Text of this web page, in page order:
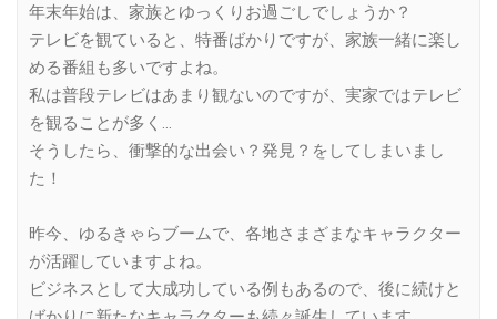
年末年始は、家族とゆっくりお過ごしでしょうか？
テレビを観ていると、特番ばかりですが、家族一緒に楽し
める番組も多いですよね。
私は普段テレビはあまり観ないのですが、実家ではテレビ
を観ることが多く…
そうしたら、衝撃的な出会い？発見？をしてしまいまし
た！
昨今、ゆるきゃらブームで、各地さまざまなキャラクター
が活躍していますよね。
ビジネスとして大成功している例もあるので、後に続けと